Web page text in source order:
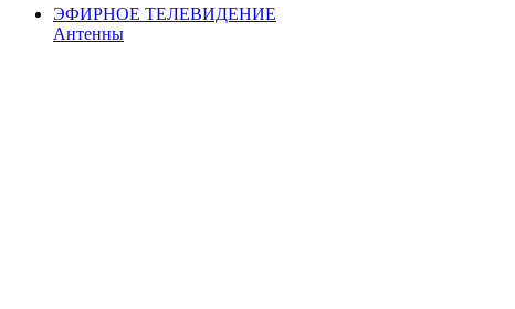
ЭФИРНОЕ ТЕЛЕВИДЕНИЕ
Антенны